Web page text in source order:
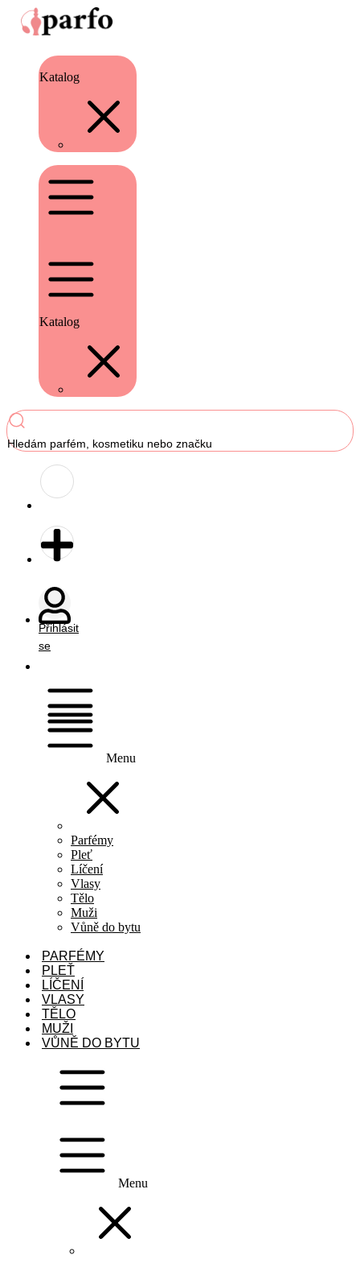
Katalog
Katalog
Hledám parfém, kosmetiku nebo značku
Přihlásit
se
Menu
Parfémy
Pleť
Líčení
Vlasy
Tělo
Muži
Vůně do bytu
PARFÉMY
PLEŤ
LÍČENÍ
VLASY
TĚLO
MUŽI
VŮNĚ DO BYTU
Menu